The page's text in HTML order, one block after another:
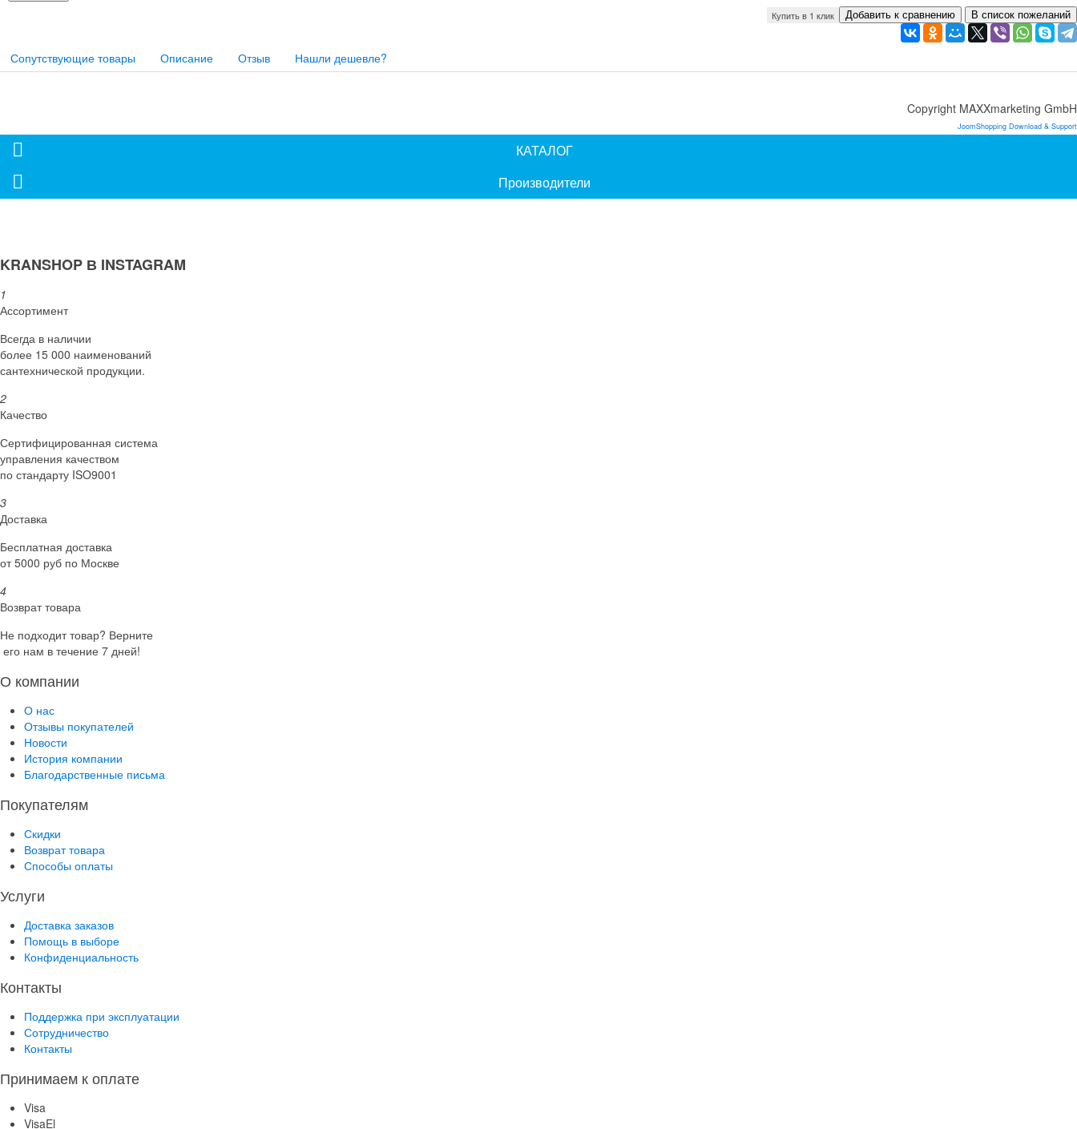
Купить в 1 клик
Сопутствующие товары Описание Отзыв Нашли дешевле?
Copyright MAXXmarketing GmbH
JoomShopping Download & Support
КАТАЛОГ
Производители
KRANSHOP В INSTAGRAM
1
Ассортимент
Всегда в наличии
более 15 000 наименований
сантехнической продукции.
2
Качество
Сертифициро­ванная система
управления качеством
по стандарту ISO9001
3
Доставка
Бесплатная доставка
от 5000 руб по Москве
4
Возврат товара
Не подходит товар? Верните
его нам в течение 7 дней!
О компании
О нас
Отзывы покупателей
Новости
История компании
Благодарственные письма
Покупателям
Скидки
Возврат товара
Способы оплаты
Услуги
Доставка заказов
Помощь в выборе
Конфиденциальность
Контакты
Поддержка при эксплуатации
Сотрудничество
Контакты
Принимаем к оплате
Visa
VisaEl